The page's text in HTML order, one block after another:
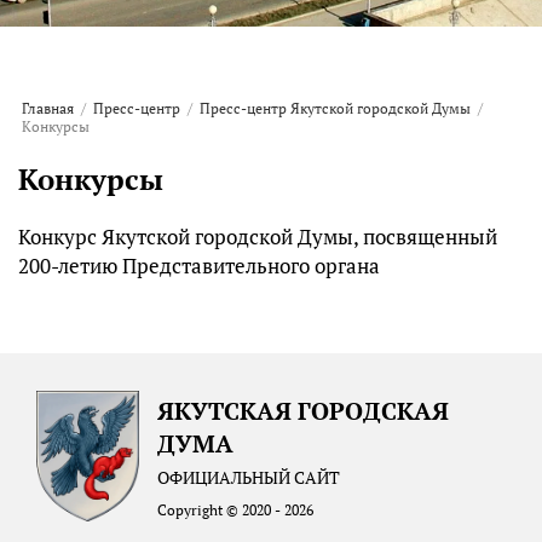
Главная / Пресс-центр / Пресс-центр Якутской городской Думы /
Конкурсы
Конкурсы
Конкурс Якутской городской Думы, посвященный
200-летию Представительного органа
ЯКУТСКАЯ ГОРОДСКАЯ
ДУМА
ОФИЦИАЛЬНЫЙ САЙТ
Copyright © 2020 - 2026